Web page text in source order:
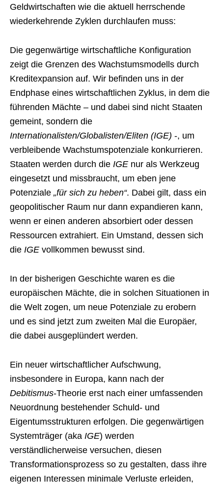
Geldwirtschaften wie die aktuell herrschende
wiederkehrende Zyklen durchlaufen muss:
Die gegenwärtige wirtschaftliche Konfiguration
zeigt die Grenzen des Wachstumsmodells durch
Kreditexpansion auf. Wir befinden uns in der
Endphase eines wirtschaftlichen Zyklus, in dem die
führenden Mächte – und dabei sind nicht Staaten
gemeint, sondern die
Internationalisten/Globalisten/Eliten (IGE) -, um
verbleibende Wachstumspotenziale konkurrieren.
Staaten werden durch die IGE nur als Werkzeug
eingesetzt und missbraucht, um eben jene
Potenziale „für sich zu heben“. Dabei gilt, dass ein
geopolitischer Raum nur dann expandieren kann,
wenn er einen anderen absorbiert oder dessen
Ressourcen extrahiert. Ein Umstand, dessen sich
die IGE vollkommen bewusst sind.
In der bisherigen Geschichte waren es die
europäischen Mächte, die in solchen Situationen in
die Welt zogen, um neue Potenziale zu erobern
und es sind jetzt zum zweiten Mal die Europäer,
die dabei ausgeplündert werden.
Ein neuer wirtschaftlicher Aufschwung,
insbesondere in Europa, kann nach der
Debitismus-Theorie erst nach einer umfassenden
Neuordnung bestehender Schuld- und
Eigentumsstrukturen erfolgen. Die gegenwärtigen
Systemträger (aka IGE) werden
verständlicherweise versuchen, diesen
Transformationsprozess so zu gestalten, dass ihre
eigenen Interessen minimale Verluste erleiden,